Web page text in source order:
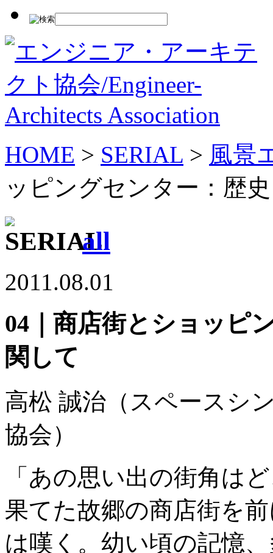
HOME > SERIAL > 風景
ッピングセンター：歴
/all
2011.08.01
04｜商店街とショッピ
関して
高松 誠治 （スペースシ
協会）
「あの思い出の街角は
果てた故郷の商店街を
は嘆く。幼い頃の記憶